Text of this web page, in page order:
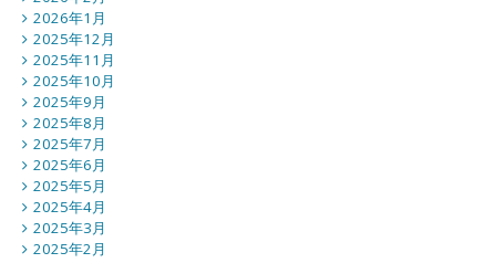
2026年1月
2025年12月
2025年11月
2025年10月
2025年9月
2025年8月
2025年7月
2025年6月
2025年5月
2025年4月
2025年3月
2025年2月